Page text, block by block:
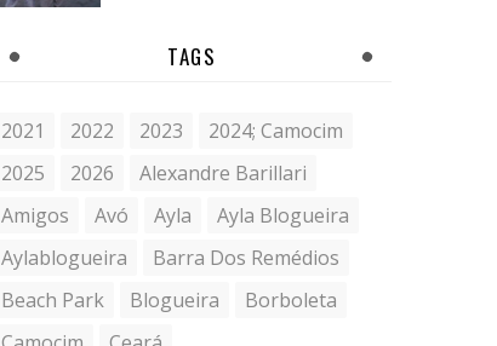
TAGS
2021 2022 2023
2024; Camocim
2025
2026
Alexandre Barillari
Amigos
Avó Ayla
Ayla Blogueira
Aylablogueira
Barra Dos Remédios
Beach Park
Blogueira
Borboleta